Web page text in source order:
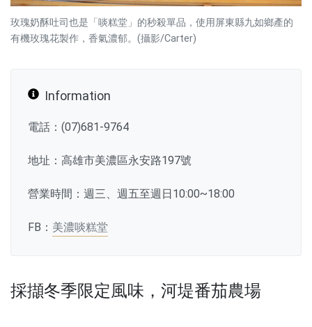
玫瑰奶酥吐司也是「啖糕堂」的秒殺單品，使用屏東縣九如鄉產的
有機玫瑰花製作，香氣濃郁。(攝影/Carter)
Information
電話：(07)681-9764
地址：高雄市美濃區永安路197號
營業時間：週三、週五至週日10:00~18:00
FB： 美濃啖糕堂
採擷冬季限定風味，河堤番茄農場